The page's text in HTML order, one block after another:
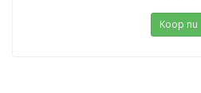
Koop nu